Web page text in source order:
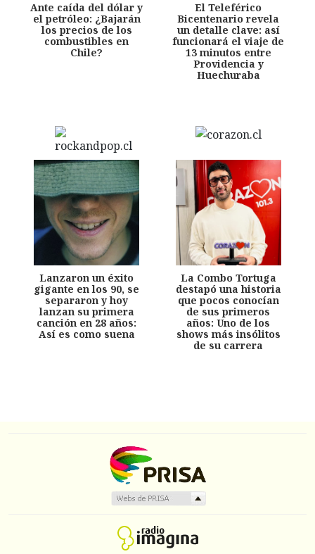
Ante caída del dólar y
el petróleo: ¿Bajarán
los precios de los
combustibles en
Chile?
El Teleférico
Bicentenario revela
un detalle clave: así
funcionará el viaje de
13 minutos entre
Providencia y
Huechuraba
Lanzaron un éxito
gigante en los 90, se
separaron y hoy
lanzan su primera
canción en 28 años:
Así es como suena
La Combo Tortuga
destapó una historia
que pocos conocían
de sus primeros
años: Uno de los
shows más insólitos
de su carrera